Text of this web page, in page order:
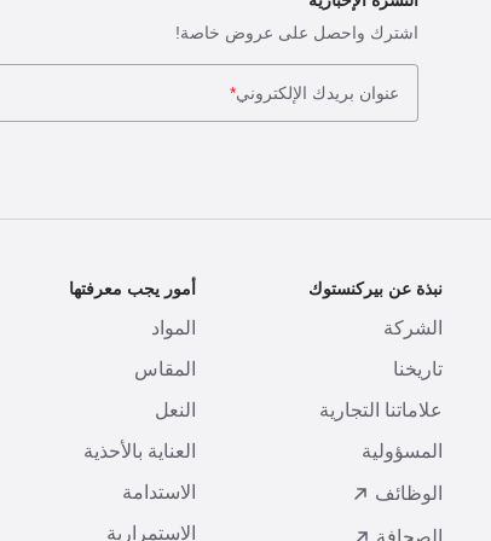
اشترك واحصل على عروض خاصة!
عنوان بريدك الإلكتروني*
نبذة عن بيركنستوك
الشركة
تاريخنا
علاماتنا التجارية
المسؤولية
الوظائف
الصحافة
أمور يجب معرفتها
المواد
المقاس
النعل
العناية بالأحذية
الاستدامة
الاستمرارية